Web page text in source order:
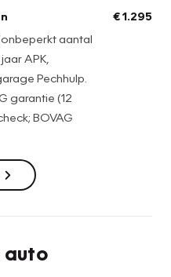
voor kinderzitjes,
bedienbare achterklep,
12v-aansluiting,
en een Nationale
van deze T-Roc
aantal
APK,
Pechhulp.
garantie (12
BOVAG
€ 1.295